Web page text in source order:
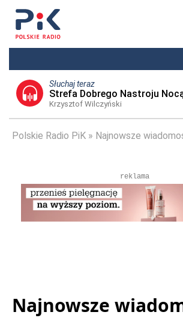
Słuchaj teraz
Strefa Dobrego Nastroju
Krzysztof Wilczyński
Polskie Radio PiK Najnowsze
reklama
Najnowsze